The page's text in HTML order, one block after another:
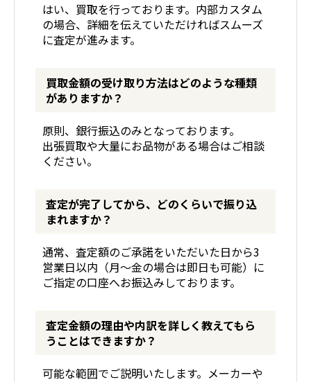
はい、買取を行っております。内部カスタム
の場合、詳細を伝えていただければスムーズ
に査定が進みます。
買取金額の受け取り方法はどのような種類
がありますか？
原則、銀行振込のみとなっております。
出張買取や大量にお品物がある場合はご相談
ください。
査定が完了してから、どのくらいで振り込
まれますか？
通常、査定額のご承諾をいただいた日から3
営業日以内（月〜金の場合は即日も可能）に
ご指定の口座へお振込みしております。
査定金額の理由や内訳を詳しく教えてもら
うことはできますか？
可能な範囲でご説明いたします。メーカーや